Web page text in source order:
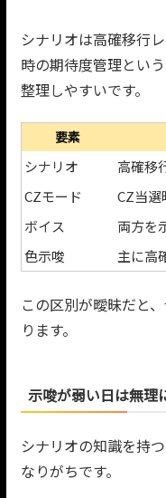
シナリオは高確移行
時の期待度管理とい
整理しやすいです。
要素
シナリオ
高確移
CZモード
CZ当
ボイス
両方を
色示唆
主に高
この区別が曖昧だと
ります。
示唆が弱い日は無理
シナリオの知識を持
なりがちです。